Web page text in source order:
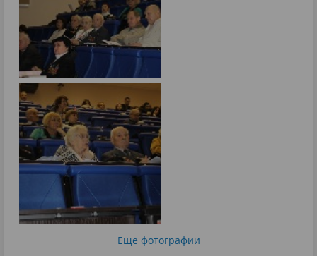
Еще фотографии